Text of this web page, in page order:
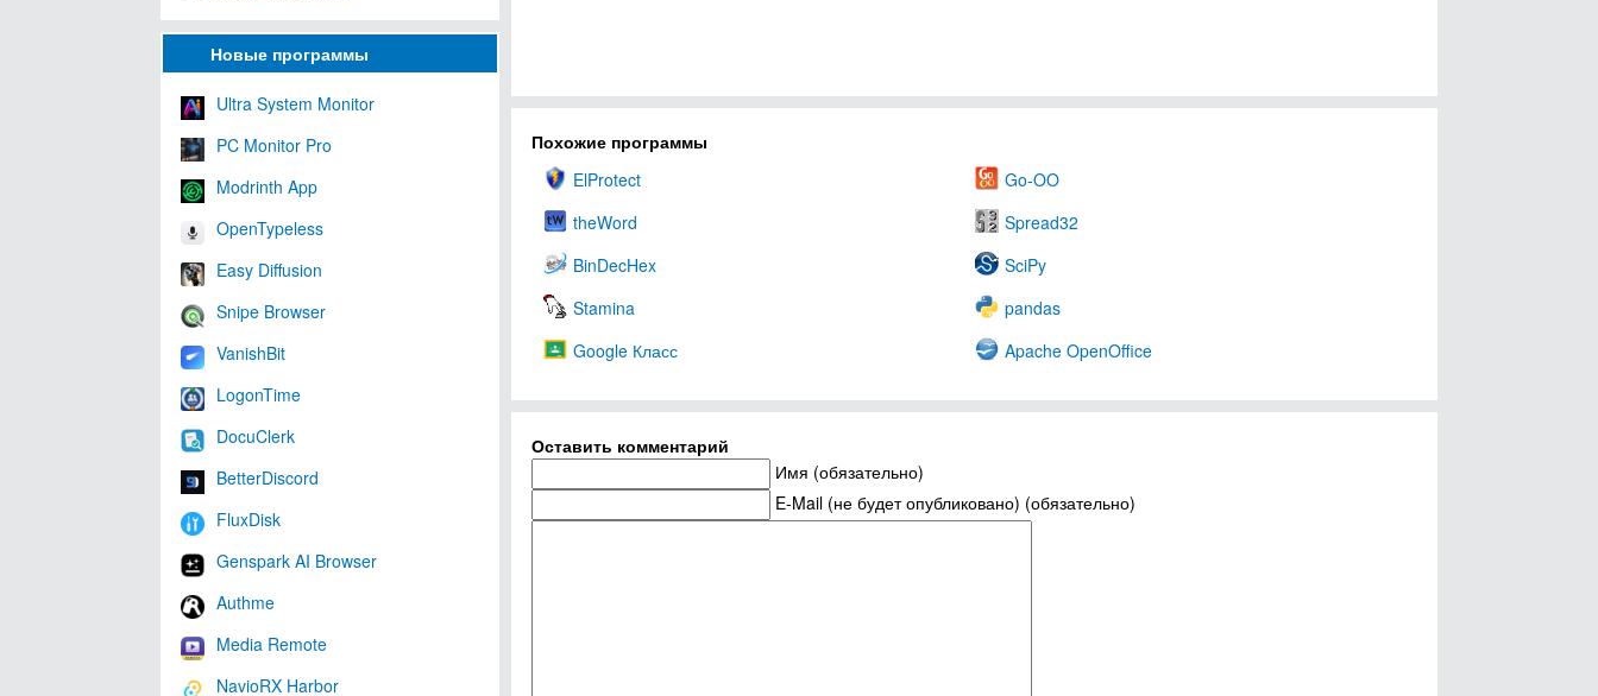
Новые программы
Ultra System Monitor
PC Monitor Pro
Modrinth App
OpenTypeless
Easy Diffusion
Snipe Browser
VanishBit
LogonTime
DocuClerk
BetterDiscord
FluxDisk
Genspark AI Browser
Authme
Media Remote
NavioRX Harbor
Похожие программы
ElProtect
Go-OO
theWord
Spread32
BinDecHex
SciPy
Stamina
pandas
Google Класс
Apache OpenOffice
Оставить комментарий
Имя (обязательно)
E-Mail (не будет опубликовано) (обязательно)